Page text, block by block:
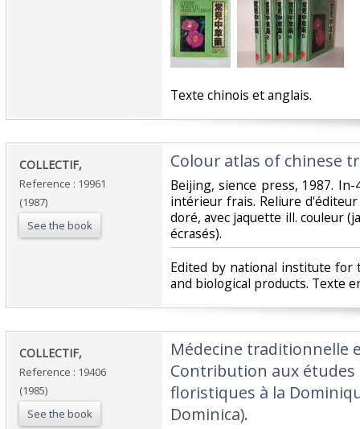
‎Texte chinois et anglais. ‎
‎COLLECTIF,‎
Reference : 19961
(1987)
See the book
‎Colour atlas of chinese
‎Beijing, sience press, 1987.
intérieur frais. Reliure
doré, avec jaquette ill. couleur
écrasés).‎
‎Edited by national institute for
and biological products. Texte
‎COLLECTIF,‎
Reference : 19406
(1985)
See the book
‎Médecine traditionnelle
Contribution aux
floristiques à la
Dominica).‎